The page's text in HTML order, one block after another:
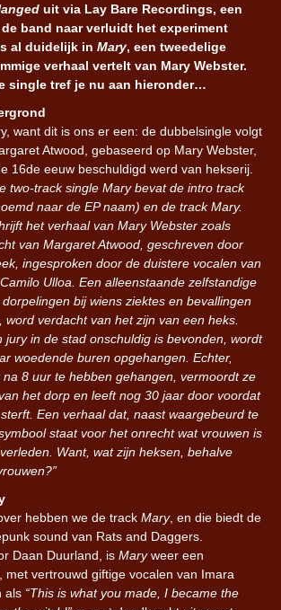
uit via Lay Bare Recordings, een
de band naar verluidt het experiment
al duidelijk in Mary, een tweedelige
verhaal vertelt van Mary Webster.
single tref je nu aan hieronder…
want dit is ons er een: de dubbelsingle volgt
Atwood, gebaseerd op Mary Webster,
16de eeuw beschuldigd werd van hekserij.
two-track single Mary bevat de intro track
naar de EP naam) en de track Mary.
het verhaal van Mary Webster zoals
van Margaret Atwood, geschreven door
ingesproken door de duistere vocalen van
Ulloa. Een alleenstaande zelfstandige
bij wiens ziektes en bevallingen
word verdacht van het zijn van een heks.
jury in de stad onschuldig is bevonden, wordt
woedende buren opgehangen. Echter,
8 uur te hebben gehangen, vermoordt ze
het dorp en leeft nog 30 jaar door voordat
Een verhaal dat, naast waargebeurd te
staat voor het onrecht wat vrouwen is
Want, wat zijn heksen, behalve
hebben we de track Mary, en die biedt de
sound van Rats and Daggers.
Daan Duurland, is Maryweer een
met vertrouwd giftige vocalen van Imara
als “This is what you made, I became the